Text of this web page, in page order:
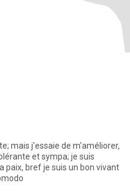
mais j'essaie de m'améliorer,
et sympa; je suis
paix, bref je suis un bon vivant